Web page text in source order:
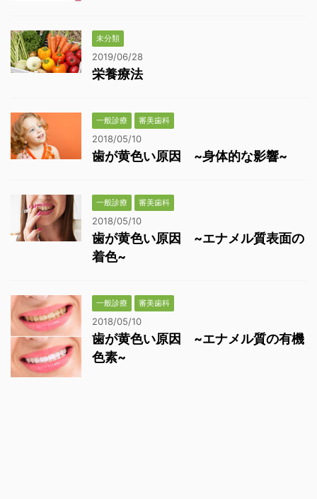
未分類
2019/06/28
栄養療法
一般診療 審美歯科
2018/05/10
歯が黄色い原因 ~身体的な影響~
一般診療 審美歯科
2018/05/10
歯が黄色い原因 ~エナメル質表面の
着色~
一般診療 審美歯科
2018/05/10
歯が黄色い原因 ~エナメル質の有機
色素~